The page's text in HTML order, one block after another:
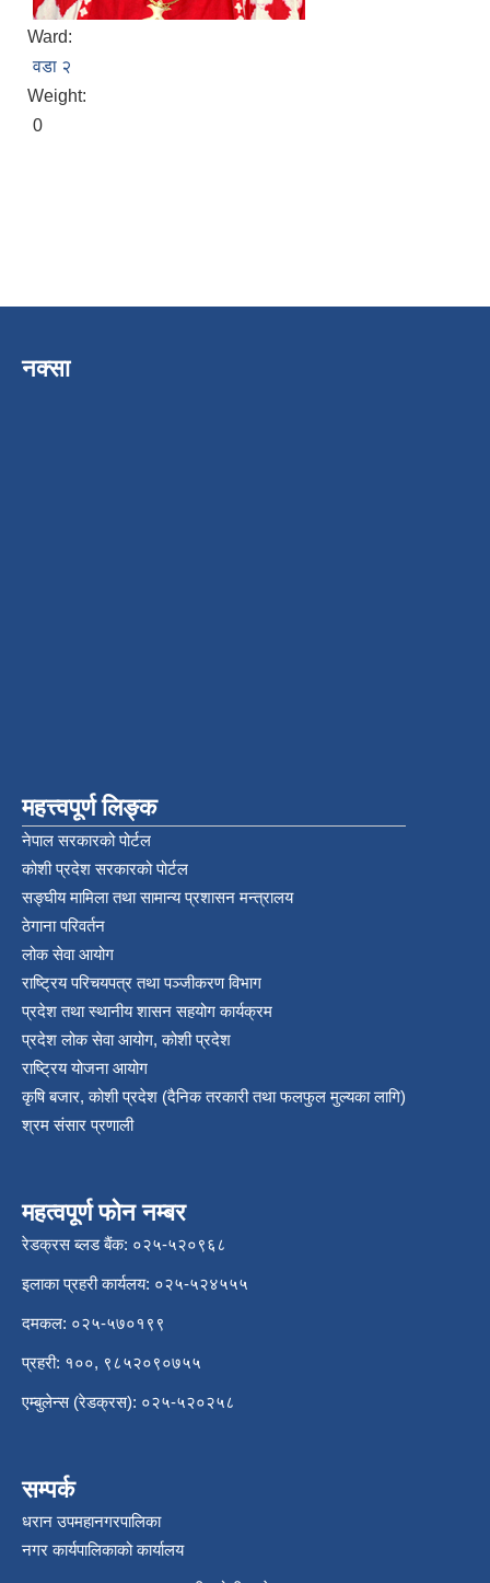
Ward:
वडा २
Weight:
0
नक्सा
महत्त्वपूर्ण लिङ्क
नेपाल सरकारको पोर्टल
कोशी प्रदेश सरकारको पोर्टल
सङ्‍घीय मामिला तथा सामान्य प्रशासन मन्त्रालय
ठेगाना परिवर्तन
लोक सेवा आयोग
राष्ट्रिय परिचयपत्र तथा पञ्‍जीकरण विभाग
प्रदेश तथा स्थानीय शासन सहयोग कार्यक्रम
प्रदेश लोक सेवा आयोग, कोशी प्रदेश
राष्ट्रिय योजना आयोग
कृषि बजार, कोशी प्रदेश (दैनिक तरकारी तथा फलफुल मुल्यका लागि)
श्रम संसार प्रणाली
महत्वपूर्ण फोन नम्बर
रेडक्रस ब्लड बैंक: ०२५-५२०९६८
इलाका प्रहरी कार्यलय: ०२५-५२४५५५
दमकल: ०२५-५७०१९९
प्रहरी: १००, ९८५२०९०७५५
एम्बुलेन्स (रेडक्रस): ०२५-५२०२५८
सम्पर्क
धरान उपमहानगरपालिका
नगर कार्यपालिकाको कार्यालय